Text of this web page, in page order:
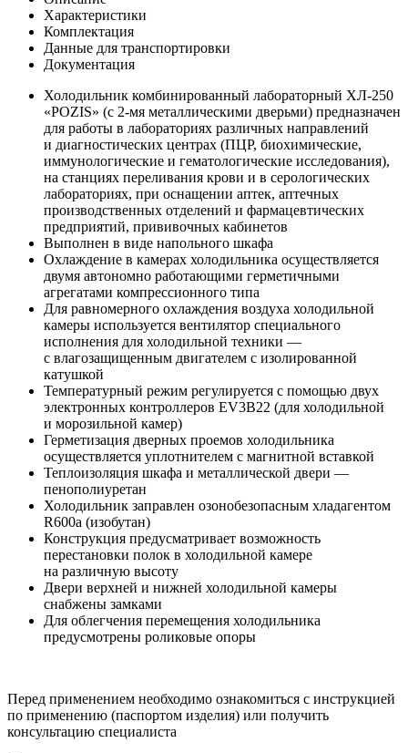
Характеристики
Комплектация
Данные для транспортировки
Документация
Холодильник комбинированный лабораторный ХЛ-250
«POZIS» (с 2-мя металлическими дверьми) предназначен
для работы в лабораториях различных направлений
и диагностических центрах (ПЦР, биохимические,
иммунологические и гематологические исследования),
на станциях переливания крови и в серологических
лабораториях, при оснащении аптек, аптечных
производственных отделений и фармацевтических
предприятий, прививочных кабинетов
Выполнен в виде напольного шкафа
Охлаждение в камерах холодильника осуществляется
двумя автономно работающими герметичными
агрегатами компрессионного типа
Для равномерного охлаждения воздуха холодильной
камеры используется вентилятор специального
исполнения для холодильной техники —
с влагозащищенным двигателем с изолированной
катушкой
Температурный режим регулируется с помощью двух
электронных контроллеров ЕV3В22 (для холодильной
и морозильной камер)
Герметизация дверных проемов холодильника
осуществляется уплотнителем с магнитной вставкой
Теплоизоляция шкафа и металлической двери —
пенополиуретан
Холодильник заправлен озонобезопасным хладагентом
R600а (изобутан)
Конструкция предусматривает возможность
перестановки полок в холодильной камере
на различную высоту
Двери верхней и нижней холодильной камеры
снабжены замками
Для облегчения перемещения холодильника
предусмотрены роликовые опоры
Перед применением необходимо ознакомиться с инструкцией
по применению (паспортом изделия) или получить
консультацию специалиста